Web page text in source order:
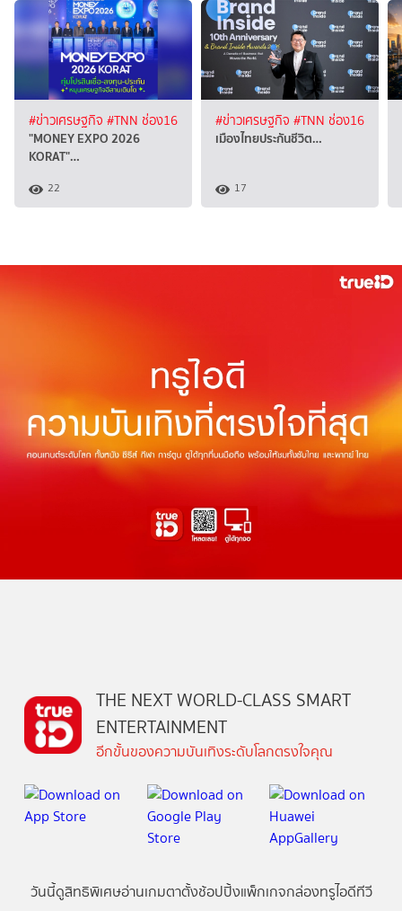
#ข่าวเศรษฐกิจ #TNN ช่อง16
"MONEY EXPO 2026
KORAT"…
22
#ข่าวเศรษฐกิจ #TNN ช่อง16
เมืองไทยประกันชีวิต…
17
THE NEXT WORLD-CLASS SMART
ENTERTAINMENT
อีกขั้นของความบันเทิงระดับโลกตรงใจคุณ
วันนี้ดูสิทธิพิเศษอ่านเกมตาตั้งช้อปปิ้งแพ็กเกจกล่องทรูไอดีทีวี